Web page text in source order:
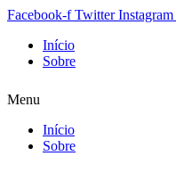
Facebook-f Twitter Instagram
Início
Sobre
Menu
Início
Sobre